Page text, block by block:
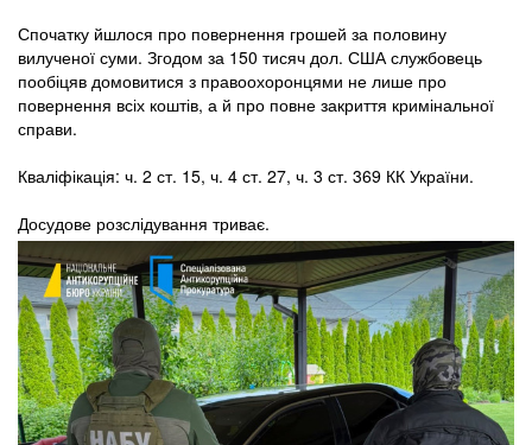
Спочатку йшлося про повернення грошей за половину
вилученої суми. Згодом за 150 тисяч дол. США службовець
пообіцяв домовитися з правоохоронцями не лише про
повернення всіх коштів, а й про повне закриття кримінальної
справи.
Кваліфікація: ч. 2 ст. 15, ч. 4 ст. 27, ч. 3 ст. 369 КК України.
Досудове розслідування триває.